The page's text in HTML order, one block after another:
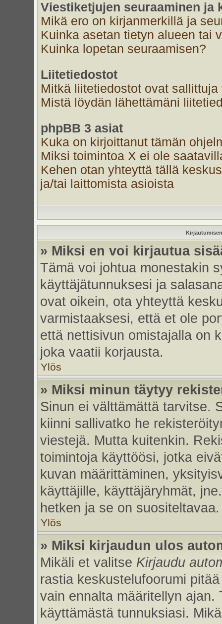
Viestiketjujen seuraaminen ja
Mikä ero on kirjanmerkillä ja
Kuinka asetan tietyn alueen tai
Kuinka lopetan seuraamisen?
Liitetiedostot
Mitkä liitetiedostot ovat
Mistä löydän lähettämäni
phpBB 3 asiat
Kuka on kirjoittanut tämän
Miksi toimintoa X ei ole
Kehen otan yhteyttä tällä
ja/tai laittomista asioista
» Miksi en voi kirjautua
Tämä voi johtua monestakin
käyttäjätunnuksesi ja
ovat oikein, ota yhteyttä
varmistaaksesi, että et ole
että nettisivun omistajalla on
joka vaatii korjausta.
Ylös
» Miksi minun täytyy
Sinun ei välttämättä tarvitse.
kiinni sallivatko he
viestejä. Mutta kuitenkin.
toimintoja käyttöösi, jotka
kuvan määrittäminen,
käyttäjille, käyttäjäryhmät,
hetken ja se on suositeltavaa.
Ylös
» Miksi kirjaudun ulos
Mikäli et valitse Kirjaudu
rastia keskustelufoorumi
vain ennalta määritellyn
käyttämästä tunnuksiasi.